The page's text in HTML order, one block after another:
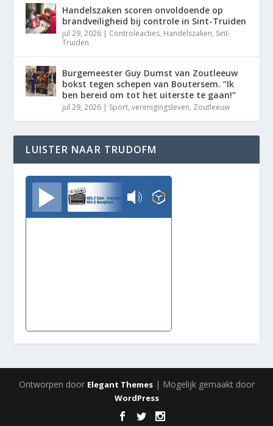
Handelszaken scoren onvoldoende op
brandveiligheid bij controle in Sint-Truiden
jul 29, 2026 | Controleacties, Handelszaken, Sint-
Truiden
Burgemeester Guy Dumst van Zoutleeuw
bokst tegen schepen van Boutersem. “Ik
ben bereid om tot het uiterste te gaan!”
jul 29, 2026 | Sport,verenigingsleven, Zoutleeuw
LUISTER NAAR TRUDOFM
TrudoFM
Ontworpen door Elegant Themes| Mogelijk gemaakt door
WordPress